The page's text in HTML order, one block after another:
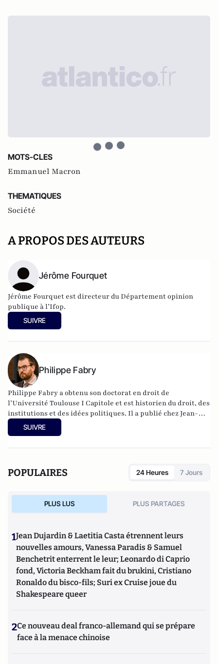
MOTS-CLES
Emmanuel Macron
THEMATIQUES
Société
A PROPOS DES AUTEURS
Jérôme Fourquet
Jérôme Fourquet est directeur du Département opinion
publique à l’Ifop.
SUIVRE
Philippe Fabry
Philippe Fabry a obtenu son doctorat en droit de
l’Université Toulouse I Capitole et est historien du droit, des
institutions et des idées politiques. Il a publié chez Jean-
Cyrille Godefroy Rome, du libéralisme au socialisme
(2014, lauréat du prix Turgot du jeune talent en 2015, environ
nouveau clivage gauche-droite avec Léo Portal chez VA
Civilisations, et la revue américaine The Postil Magazine,
occasionnellement à Politique Internationale, et collabore
régulièrement avec Atlantico, Causeur, Contrepoints et
Historionomie, dont la version actuelle est disponible à
l’adresse internet historionomie.net, dans lequel il publie
régulièrement des analyses géopolitiques basées sur ou
dans la continuité de ses travaux, et fait la promotion de ses
livres.
SUIVRE
POPULAIRES 24 Heures 7 Jours
PLUS LUS PLUS PARTAGES
1Jean Dujardin & Laetitia Casta étrennent leurs
nouvelles amours, Vanessa Paradis & Samuel
Benchetrit enterrent le leur; Leonardo di Caprio
fond, Victoria Beckham fait du brukini, Cristiano
Ronaldo du bisco-fils; Suri ex Cruise joue du
Shakespeare queer
2Ce nouveau deal franco-allemand qui se prépare
face à la menace chinoise